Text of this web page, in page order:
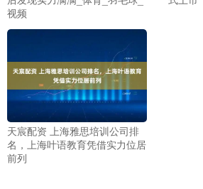
视频
天宸配资 上海雅思培训公司排
名，上海叶语教育凭借实力位居
前列